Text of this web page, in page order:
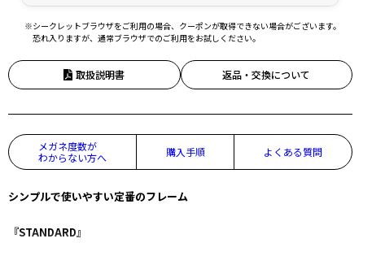
※シークレットブラウザをご利用の場合、クーポンが取得できない場合がございます。
恐れ入りますが、通常ブラウザでのご利用をお試しください。
取扱説明書 返品・交換について
メガネ度数が
わからない方へ
購入手順 よくある質問
シンプルで使いやすい定番のフレーム
『STANDARD』